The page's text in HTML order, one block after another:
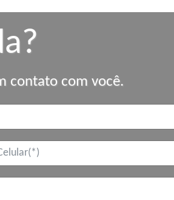
contato com você.